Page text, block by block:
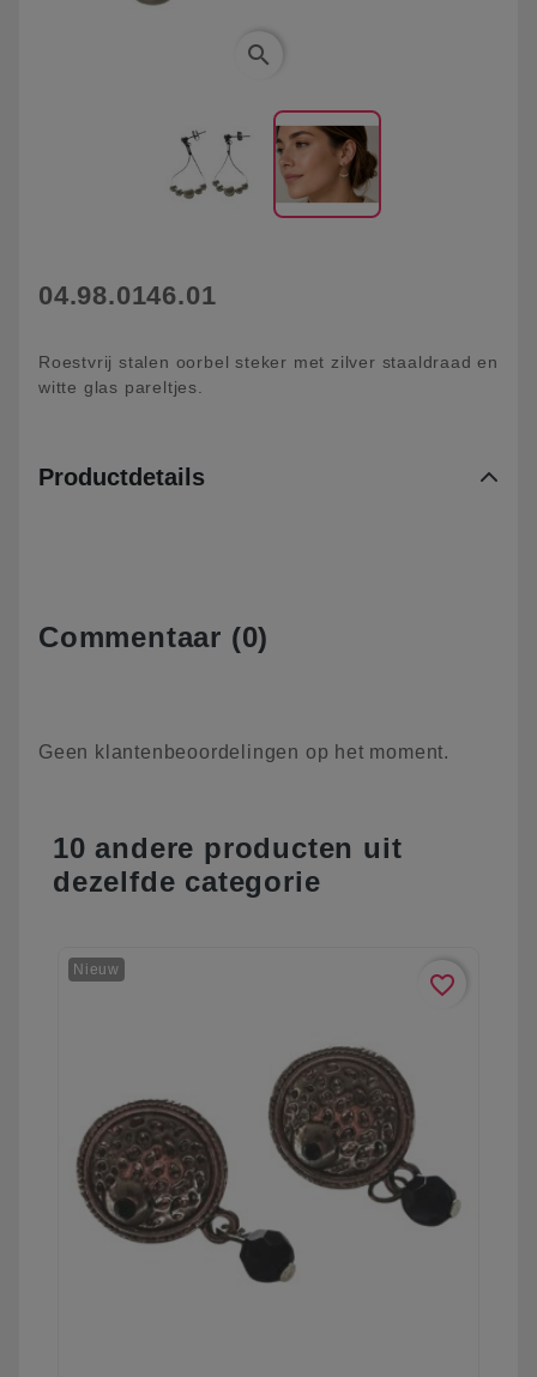
04.98.0146.01
Roestvrij stalen oorbel steker met zilver staaldraad en
witte glas pareltjes.
Productdetails
Commentaar (0)
Geen klantenbeoordelingen op het moment.
10 andere producten uit
dezelfde categorie
Nieuw
favorite_border